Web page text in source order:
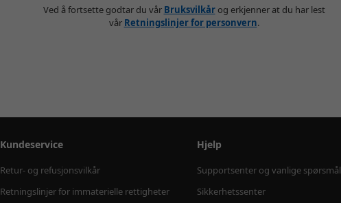
Ved å fortsette godtar du vår Bruksvilkårog erkjenner at du har lest
vår Retningslinjer for personvern.
Kundeservice
Retur- og refusjonsvilkår
Retningslinjer for immaterielle rettigheter
Hjelp
Supportsenter og vanlige spørsmål
Sikkerhetssenter